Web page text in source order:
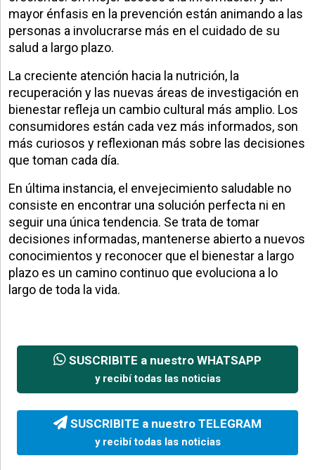
mayor énfasis en la prevención están animando a las
personas a involucrarse más en el cuidado de su
salud a largo plazo.
La creciente atención hacia la nutrición, la
recuperación y las nuevas áreas de investigación en
bienestar refleja un cambio cultural más amplio. Los
consumidores están cada vez más informados, son
más curiosos y reflexionan más sobre las decisiones
que toman cada día.
En última instancia, el envejecimiento saludable no
consiste en encontrar una solución perfecta ni en
seguir una única tendencia. Se trata de tomar
decisiones informadas, mantenerse abierto a nuevos
conocimientos y reconocer que el bienestar a largo
plazo es un camino continuo que evoluciona a lo
largo de toda la vida.
SUSCRIBITE a nuestro WHATSAPP
y recibí todas las noticias
SUSCRIBITE a nuestro TELEGRAM
y recibí todas las noticias